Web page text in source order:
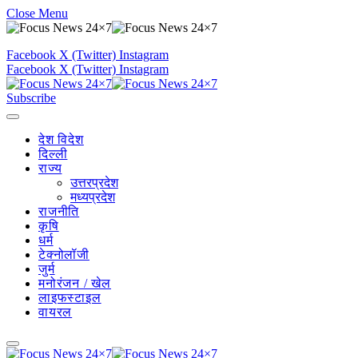
Close Menu
Facebook X (Twitter) Instagram
Facebook X (Twitter) Instagram
Subscribe
देश विदेश
दिल्ली
राज्य
उत्तरप्रदेश
मध्यप्रदेश
राजनीति
कृषि
धर्म
टेक्नोलॉजी
जुर्म
मनोरंजन / खेल
लाइफस्टाइल
वायरल